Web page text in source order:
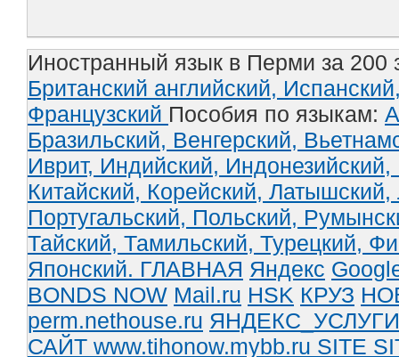
Иностранный язык в Перми за 200
Британский английский,
Французский Пособия по языкам:
Бразильский, Венгерский,
Иврит, Индийский, Индонезийский,
Китайский, Корейский, Латышский,
Португальский, Польский,
Тайский, Тамильский, Турецкий,
Японский. ГЛАВНАЯ Яндекс
BONDS NOW Mail.ru HSK КРУЗ
perm.nethouse.ru ЯНДЕКС_УСЛУГИ
САЙТ www.tihonow.mybb.ru SITE